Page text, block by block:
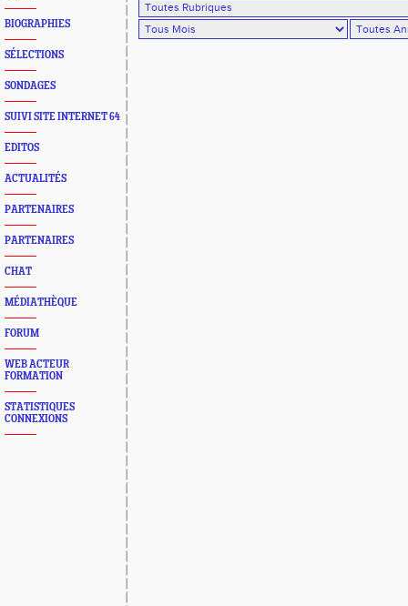
BIOGRAPHIES
SÉLECTIONS
SONDAGES
SUIVI SITE INTERNET 64
EDITOS
ACTUALITÉS
PARTENAIRES
PARTENAIRES
CHAT
MÉDIATHÈQUE
FORUM
WEB ACTEUR
FORMATION
STATISTIQUES
CONNEXIONS